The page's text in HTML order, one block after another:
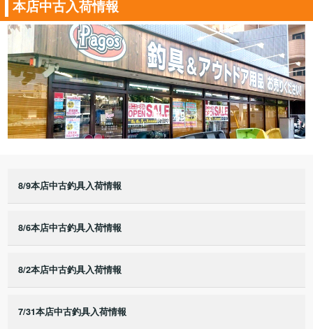
本店中古入荷情報
8/9本店中古釣具入荷情報
8/6本店中古釣具入荷情報
8/2本店中古釣具入荷情報
7/31本店中古釣具入荷情報